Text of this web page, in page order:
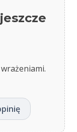
wrażeniami.